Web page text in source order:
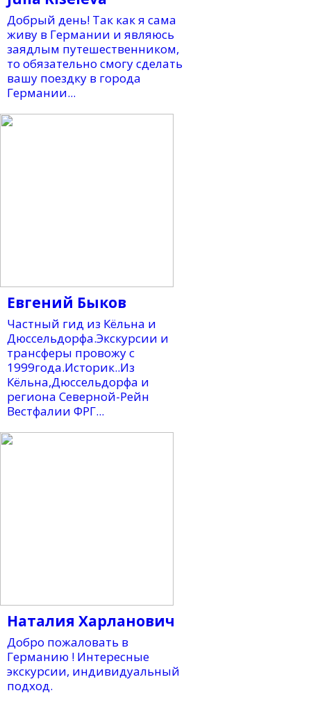
Добрый день! Так как я сама
живу в Германии и являюсь
заядлым путешественником,
то обязательно смогу сделать
вашу поездку в города
Германии...
Евгений Быков
Частный гид из Кёльна и
Дюссельдорфа.Экскурсии и
трансферы провожу с
1999года.Историк..Из
Кёльна,Дюссельдорфа и
региона Северной-Рейн
Вестфалии ФРГ...
Наталия Харланович
Добро пожаловать в
Германию ! Интересные
экскурсии, индивидуальный
подход.